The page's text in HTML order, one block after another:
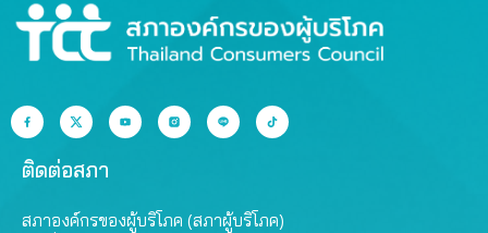
ติดต่อสภา
สภาองค์กรของผู้บริโภค (สภาผู้บริโภค)